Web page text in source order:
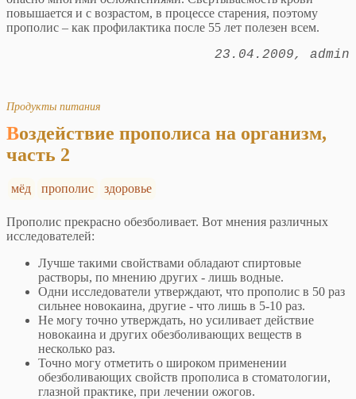
повышается и с возрастом, в процессе старения, поэтому
прополис – как профилактика после 55 лет полезен всем.
23.04.2009 admin
Продукты питания
Воздействие прополиса на организм,
часть 2
мёд прополис здоровье
Прополис прекрасно обезболивает. Вот мнения различных
исследователей:
Лучше такими свойствами обладают спиртовые
растворы, по мнению других - лишь водные.
Одни исследователи утверждают, что прополис в 50 раз
сильнее новокаина, другие - что лишь в 5-10 раз.
Не могу точно утверждать, но усиливает действие
новокаина и других обезболивающих веществ в
несколько раз.
Точно могу отметить о широком применении
обезболивающих свойств прополиса в стоматологии,
глазной практике, при лечении ожогов.